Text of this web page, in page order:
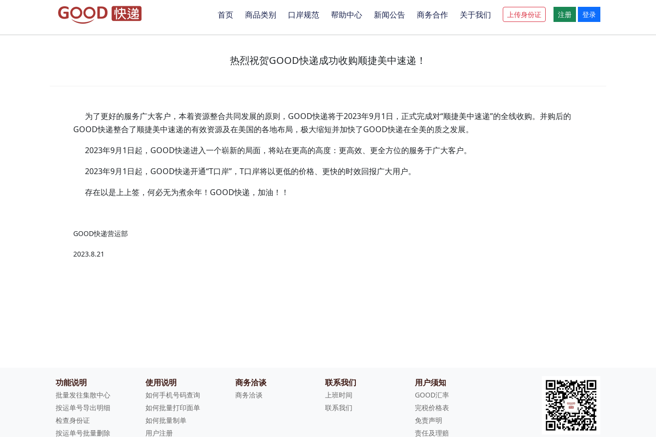
首页 商品类别 口岸规范 帮助中心 新闻公告 商务合作 关于我们 上传身份证 注册 登录
热烈祝贺GOOD快递成功收购顺捷美中速递！
为了更好的服务广大客户，本着资源整合共同发展的原则，GOOD快递将于2023年9月1日，正式完成对“顺捷美中速递”的全线收购。并购后的
GOOD快递整合了顺捷美中速递的有效资源及在美国的各地布局，极大缩短并加快了GOOD快递在全美的质之发展。
2023年9月1日起，GOOD快递进入一个崭新的局面，将站在更高的高度：更高效、更全方位的服务于广大客户。
2023年9月1日起，GOOD快递开通“T口岸”，T口岸将以更低的价格、更快的时效回报广大用户。
存在以是上上签，何必无为煮余年！GOOD快递，加油！！
GOOD快递营运部
2023.8.21
功能说明
批量发往集散中心
按运单号导出明细
检查身份证
按运单号批量删除
使用说明
如何手机号码查询
如何批量打印面单
如何批量制单
用户注册
商务洽谈
商务洽谈
联系我们
上班时间
联系我们
用户须知
GOOD汇率
完税价格表
免责声明
责任及理赔